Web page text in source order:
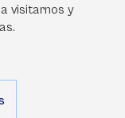
visitarnos y